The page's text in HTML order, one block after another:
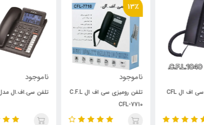
13٪
تلفن رومیزی سی اف ال C.F.L
تلفن سی.اف.ال مدل 1035